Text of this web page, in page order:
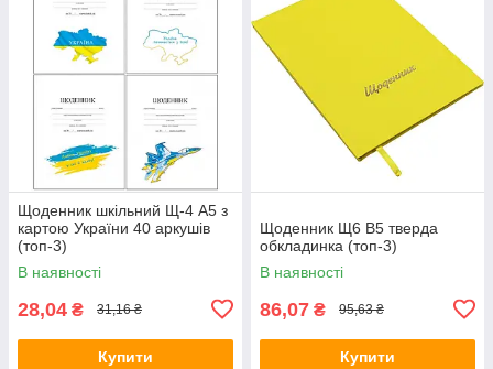
Щоденник шкільний Щ-4 А5 з
картою України 40 аркушів
(топ-3)
В наявності
28,04 ₴ 31,16 ₴
Купити
Щоденник Щ6 В5 тверда
обкладинка (топ-3)
В наявності
86,07 ₴ 95,63 ₴
Купити